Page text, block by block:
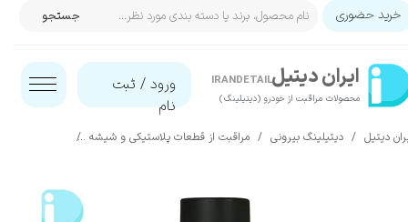
ایران‌ دیتیل
محصولات مراقبت از خودرو (دیتیلینگ)​​​​​​​
IRANDETAIL ورود / ثبت
نام
حساب کاربری من
تغییر گذر واژه
جستجو خرید حضوری
دیتیل دیتیلینگ بیرونی مراقبت از قطعات پلاستیکی و شیشه